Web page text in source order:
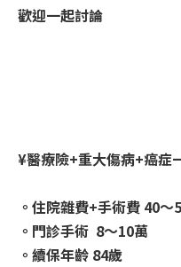
歡迎一起討論
¥醫療險+重大傷病+癌症
。住院雜費+手術費 40～
。門診手術 8～10萬
。續保年齡 84歲